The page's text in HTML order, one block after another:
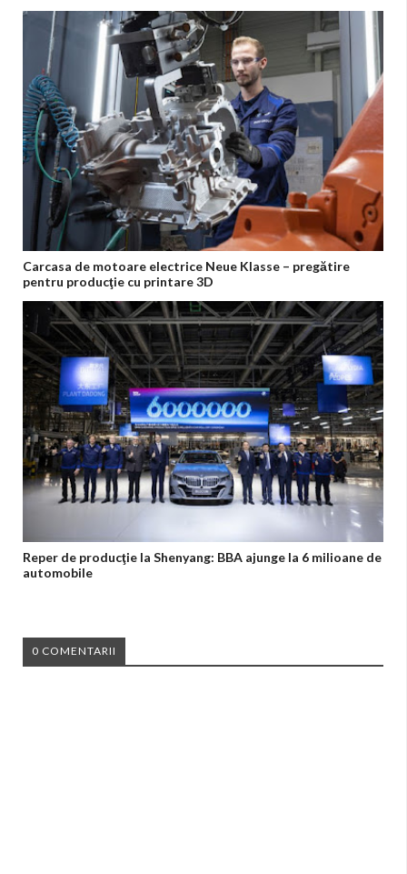
Carcasa de motoare electrice Neue Klasse – pregătire
pentru producţie cu printare 3D
Reper de producţie la Shenyang: BBA ajunge la 6 milioane de
automobile
0 COMENTARII